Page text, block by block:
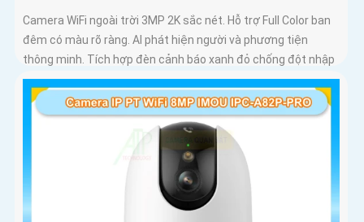
Camera WiFi ngoài trời 3MP 2K sắc nét. Hỗ trợ Full Color ban
đêm có màu rõ ràng. AI phát hiện người và phương tiện
thông minh. Tích hợp đèn cảnh báo xanh đỏ chống đột nhập